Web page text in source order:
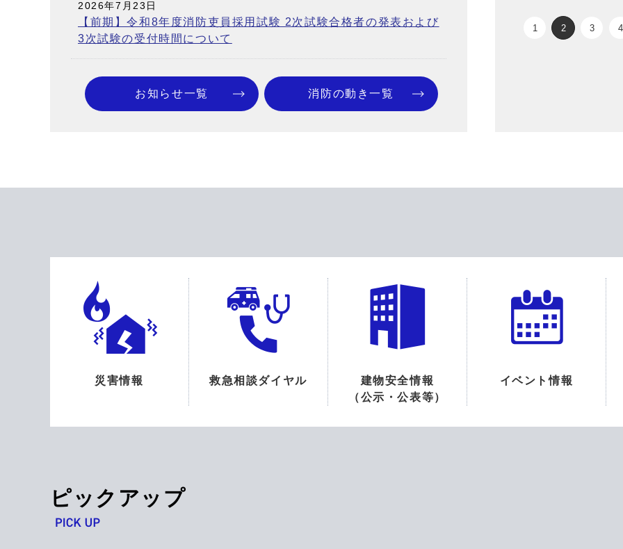
2026年7月23日
【前期】令和8年度消防吏員採用試験 2次試験合格者の発表および
3次試験の受付時間について
お知らせ一覧 消防の動き一覧
1 2 3 4
災害情報 救急相談ダイヤル
建物安全情報
（公示・公表等）
イベント情報
ピックアップ